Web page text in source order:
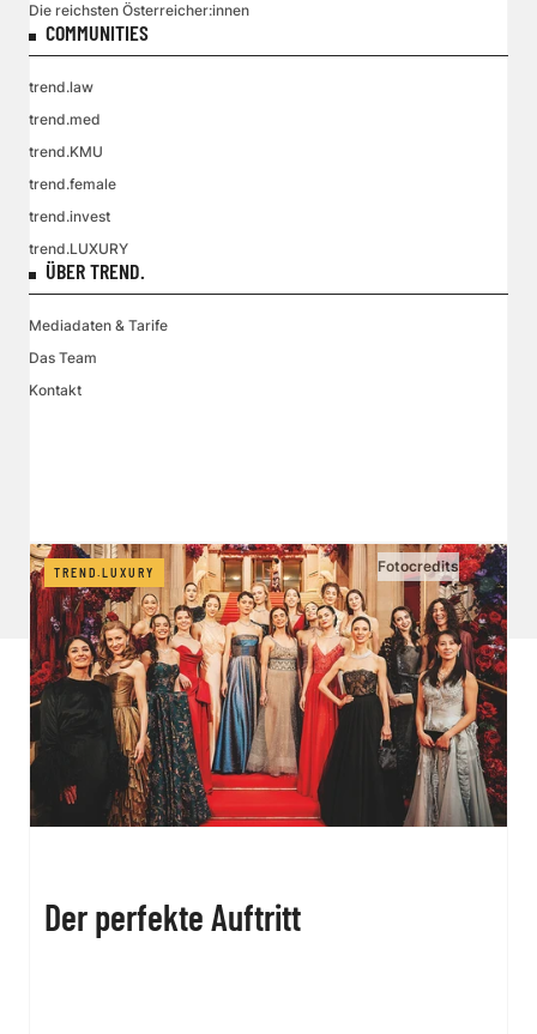
TREND.LUXURY
Der perfekte Auftritt
Die reichsten Österreicher:innen
COMMUNITIES
trend.law
trend.med
trend.KMU
trend.female
trend.invest
trend.LUXURY
ÜBER TREND.
Mediadaten & Tarife
Das Team
Kontakt
Cookie Einstellungen
Vertrag widerrufen Fotocredits